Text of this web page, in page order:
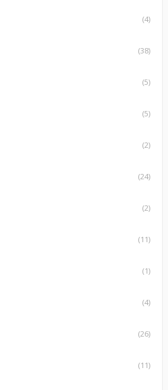
(4)
(38)
(5)
(5)
(2)
(24)
(2)
(11)
(1)
(4)
(26)
(11)